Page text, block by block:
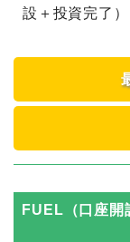
FUEL（口座開